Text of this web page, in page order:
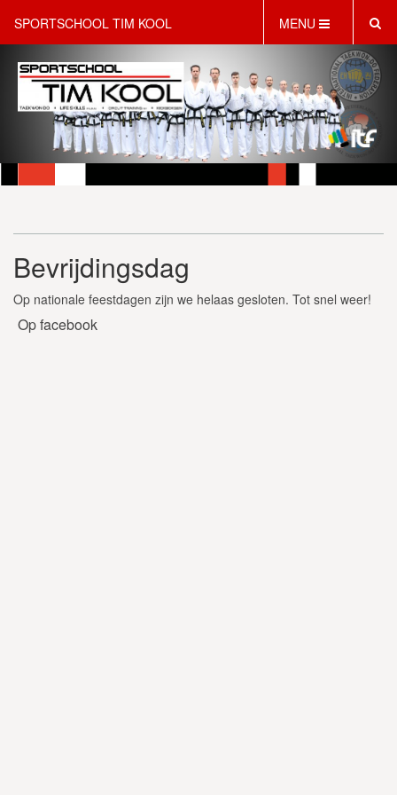
SPORTSCHOOL TIM KOOL MENU
HOME
INFORMATIE
LESAANBOD
ROOSTER
KINDERFEESTJES
WEBSHOP
SCHRIJF JE NU IN!
CONTACT
Bevrijdingsdag
Op nationale feestdagen zijn we helaas gesloten. Tot snel weer!
Op facebook